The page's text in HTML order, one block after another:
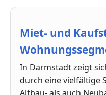
Miet- und
In Darmstadt zeigt
durch eine vielfältige
Altbau- als auch